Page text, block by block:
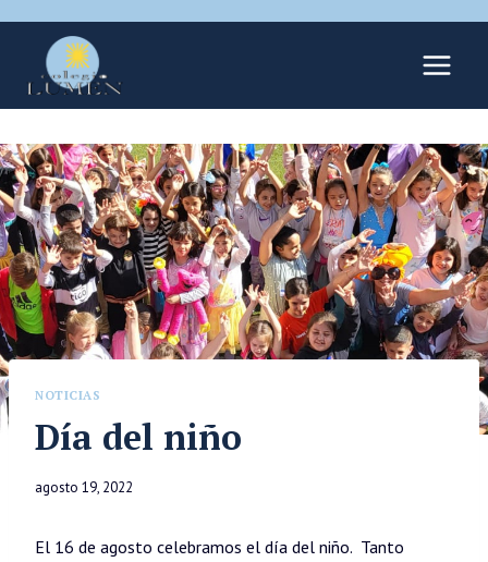
NOTICIAS
Día del niño
agosto 19, 2022
El 16 de agosto celebramos el día del niño. Tanto